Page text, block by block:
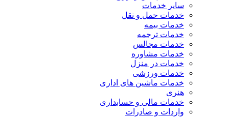
سایر خدمات
خدمات حمل و نقل
خدمات بیمه
خدمات ترجمه
خدمات مجالس
خدمات مشاوره
خدمات در منزل
خدمات ورزشی
خدمات ماشین های اداری
هنری
خدمات مالی و حسابداری
واردات و صادرات